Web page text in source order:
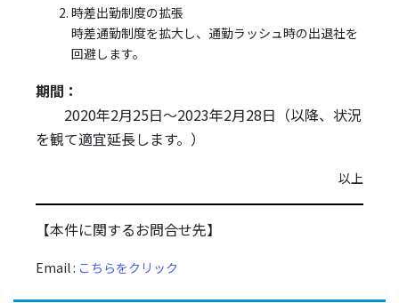
時差出勤制度の拡張
時差通勤制度を拡大し、通勤ラッシュ時の出退社を
回避します。
期間：
2020年2月25日～2023年2月28日（以降、状況
を観て適宜延長します。）
以上
【本件に関するお問合せ先】
Email : こちらをクリック